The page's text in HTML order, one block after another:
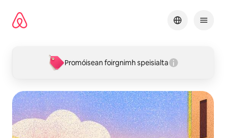
chuig
ábhar
Promóisean foirgnimh speisialta